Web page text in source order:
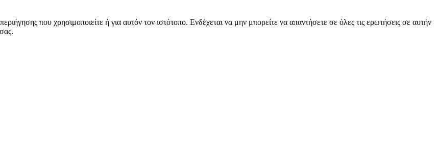
που χρησιμοποιείτε ή για αυτόν τον ιστότοπο. Ενδέχεται να μην μπορείτε να απαντήσετε σε όλες τις ερωτήσεις σε αυτήν